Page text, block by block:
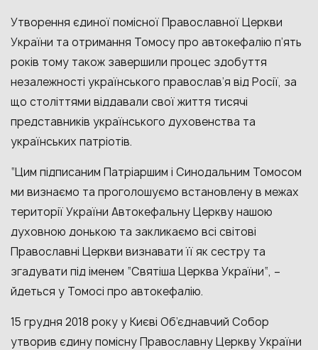
Утворення єдиної помісної Православної Церкви
України та отримання Томосу про автокефалію п’ять
років тому також завершили процес здобуття
незалежності українського православ’я від Росії, за
що століттями віддавали свої життя тисячі
представників українського духовенства та
українських патріотів.
“Цим підписаним Патріаршим і Синодальним Томосом
ми визнаємо та проголошуємо встановлену в межах
території України Автокефальну Церкву нашою
духовною донькою та закликаємо всі світові
Православні Церкви визнавати її як сестру та
згадувати під іменем “Святіша Церква України“, –
йдеться у Томосі про автокефалію.
15 грудня 2018 року у Києві Об’єднавчий Собор
утворив єдину помісну Православну Церкву України